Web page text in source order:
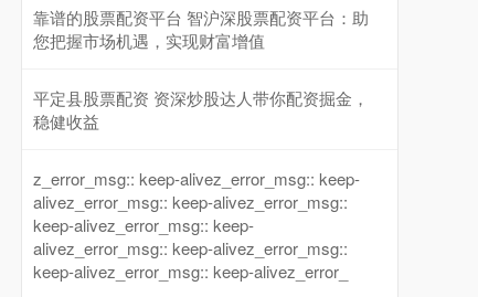
靠谱的股票配资平台 智沪深股票配资平台：助
您把握市场机遇，实现财富增值
平定县股票配资 资深炒股达人带你配资掘金，
稳健收益
z_error_msg:: keep-alivez_error_msg:: keep-
alivez_error_msg:: keep-alivez_error_msg::
keep-alivez_error_msg:: keep-
alivez_error_msg:: keep-alivez_error_msg::
keep-alivez_error_msg:: keep-alivez_error_